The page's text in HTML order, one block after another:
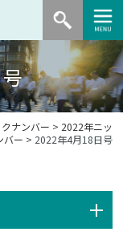
ナンバー > 2022年ニッ
バー > 2022年4月18日号